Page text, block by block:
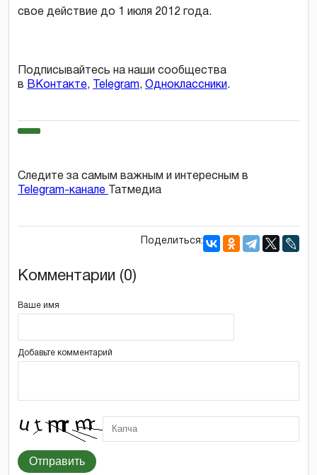
свое действие до 1 июля 2012 года.
Подписывайтесь на наши сообщества
в ВКонтакте, Telegram, Одноклассники.
Следите за самым важным и интересным в
Telegram-канале
Татмедиа
Поделиться:
Комментарии (0)
Ваше имя
Добавьте комментарий
Отправить